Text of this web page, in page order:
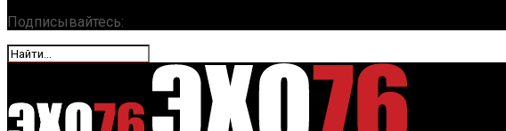
Подписывайтесь: